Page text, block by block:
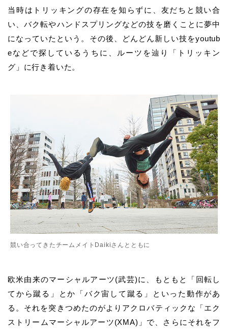
当時はトリッキングの存在を知らずに、友だちと競い合
い、バク転やハンドスプリングなどの技を磨くことに夢中
になっていたという。その後、どんどん新しい技をyoutub
eなどで探しているうちに、ルーツを辿り「トリッキン
グ」に行き着いた。
競い合ってきたチームメイトDaikiさんとともに
欧米由来のマーシャルアーツ(武芸)に、もともと「回転し
てから蹴る」とか「バク宙して蹴る」といった動作があ
る。それを突きつめたのがよりアクロバティックな「エク
ストリームマーシャルアーツ(XMA)」で、さらにそれをフ